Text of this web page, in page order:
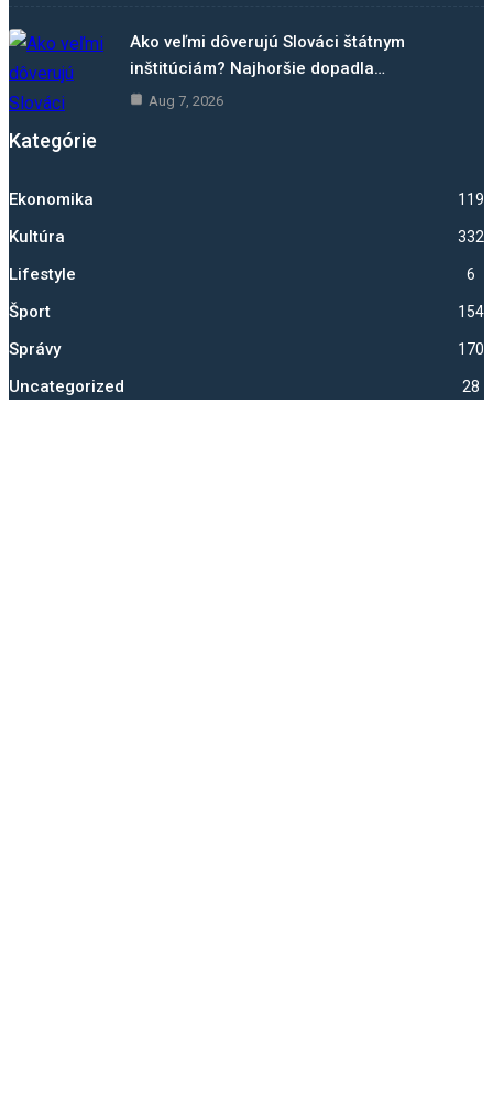
Ako veľmi dôverujú Slováci štátnym
inštitúciám? Najhoršie dopadla…
Aug 7, 2026
Kategórie
Ekonomika 1192
Kultúra 332
Lifestyle 6
Šport 1540
Správy
Uncategorized 28